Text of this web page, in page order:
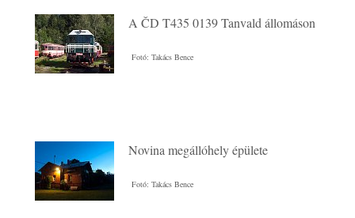
A ČD T435 0139 Tanvald állomáson
Fotó: Takács Bence
Novina megállóhely épülete
Fotó: Takács Bence